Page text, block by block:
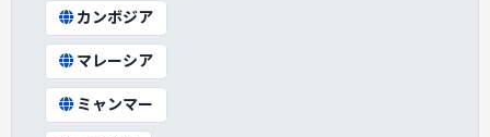
カンボジア
マレーシア
ミャンマー